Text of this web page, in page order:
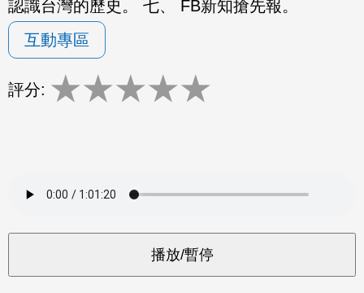
認識台灣的歷史。 七、 FB新知搶先報。
互動專區
評分: ★★★★★